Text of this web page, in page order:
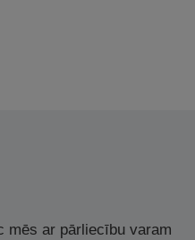
mēs ar pārliecību varam